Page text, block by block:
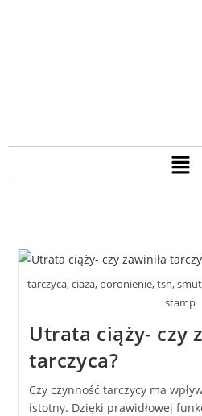
tarczyca, ciaża, poronienie, tsh,
stamp
Utrata ciąży- czy
tarczyca?
Czy czynność tarczycy ma
istotny. Dzięki prawidłowej